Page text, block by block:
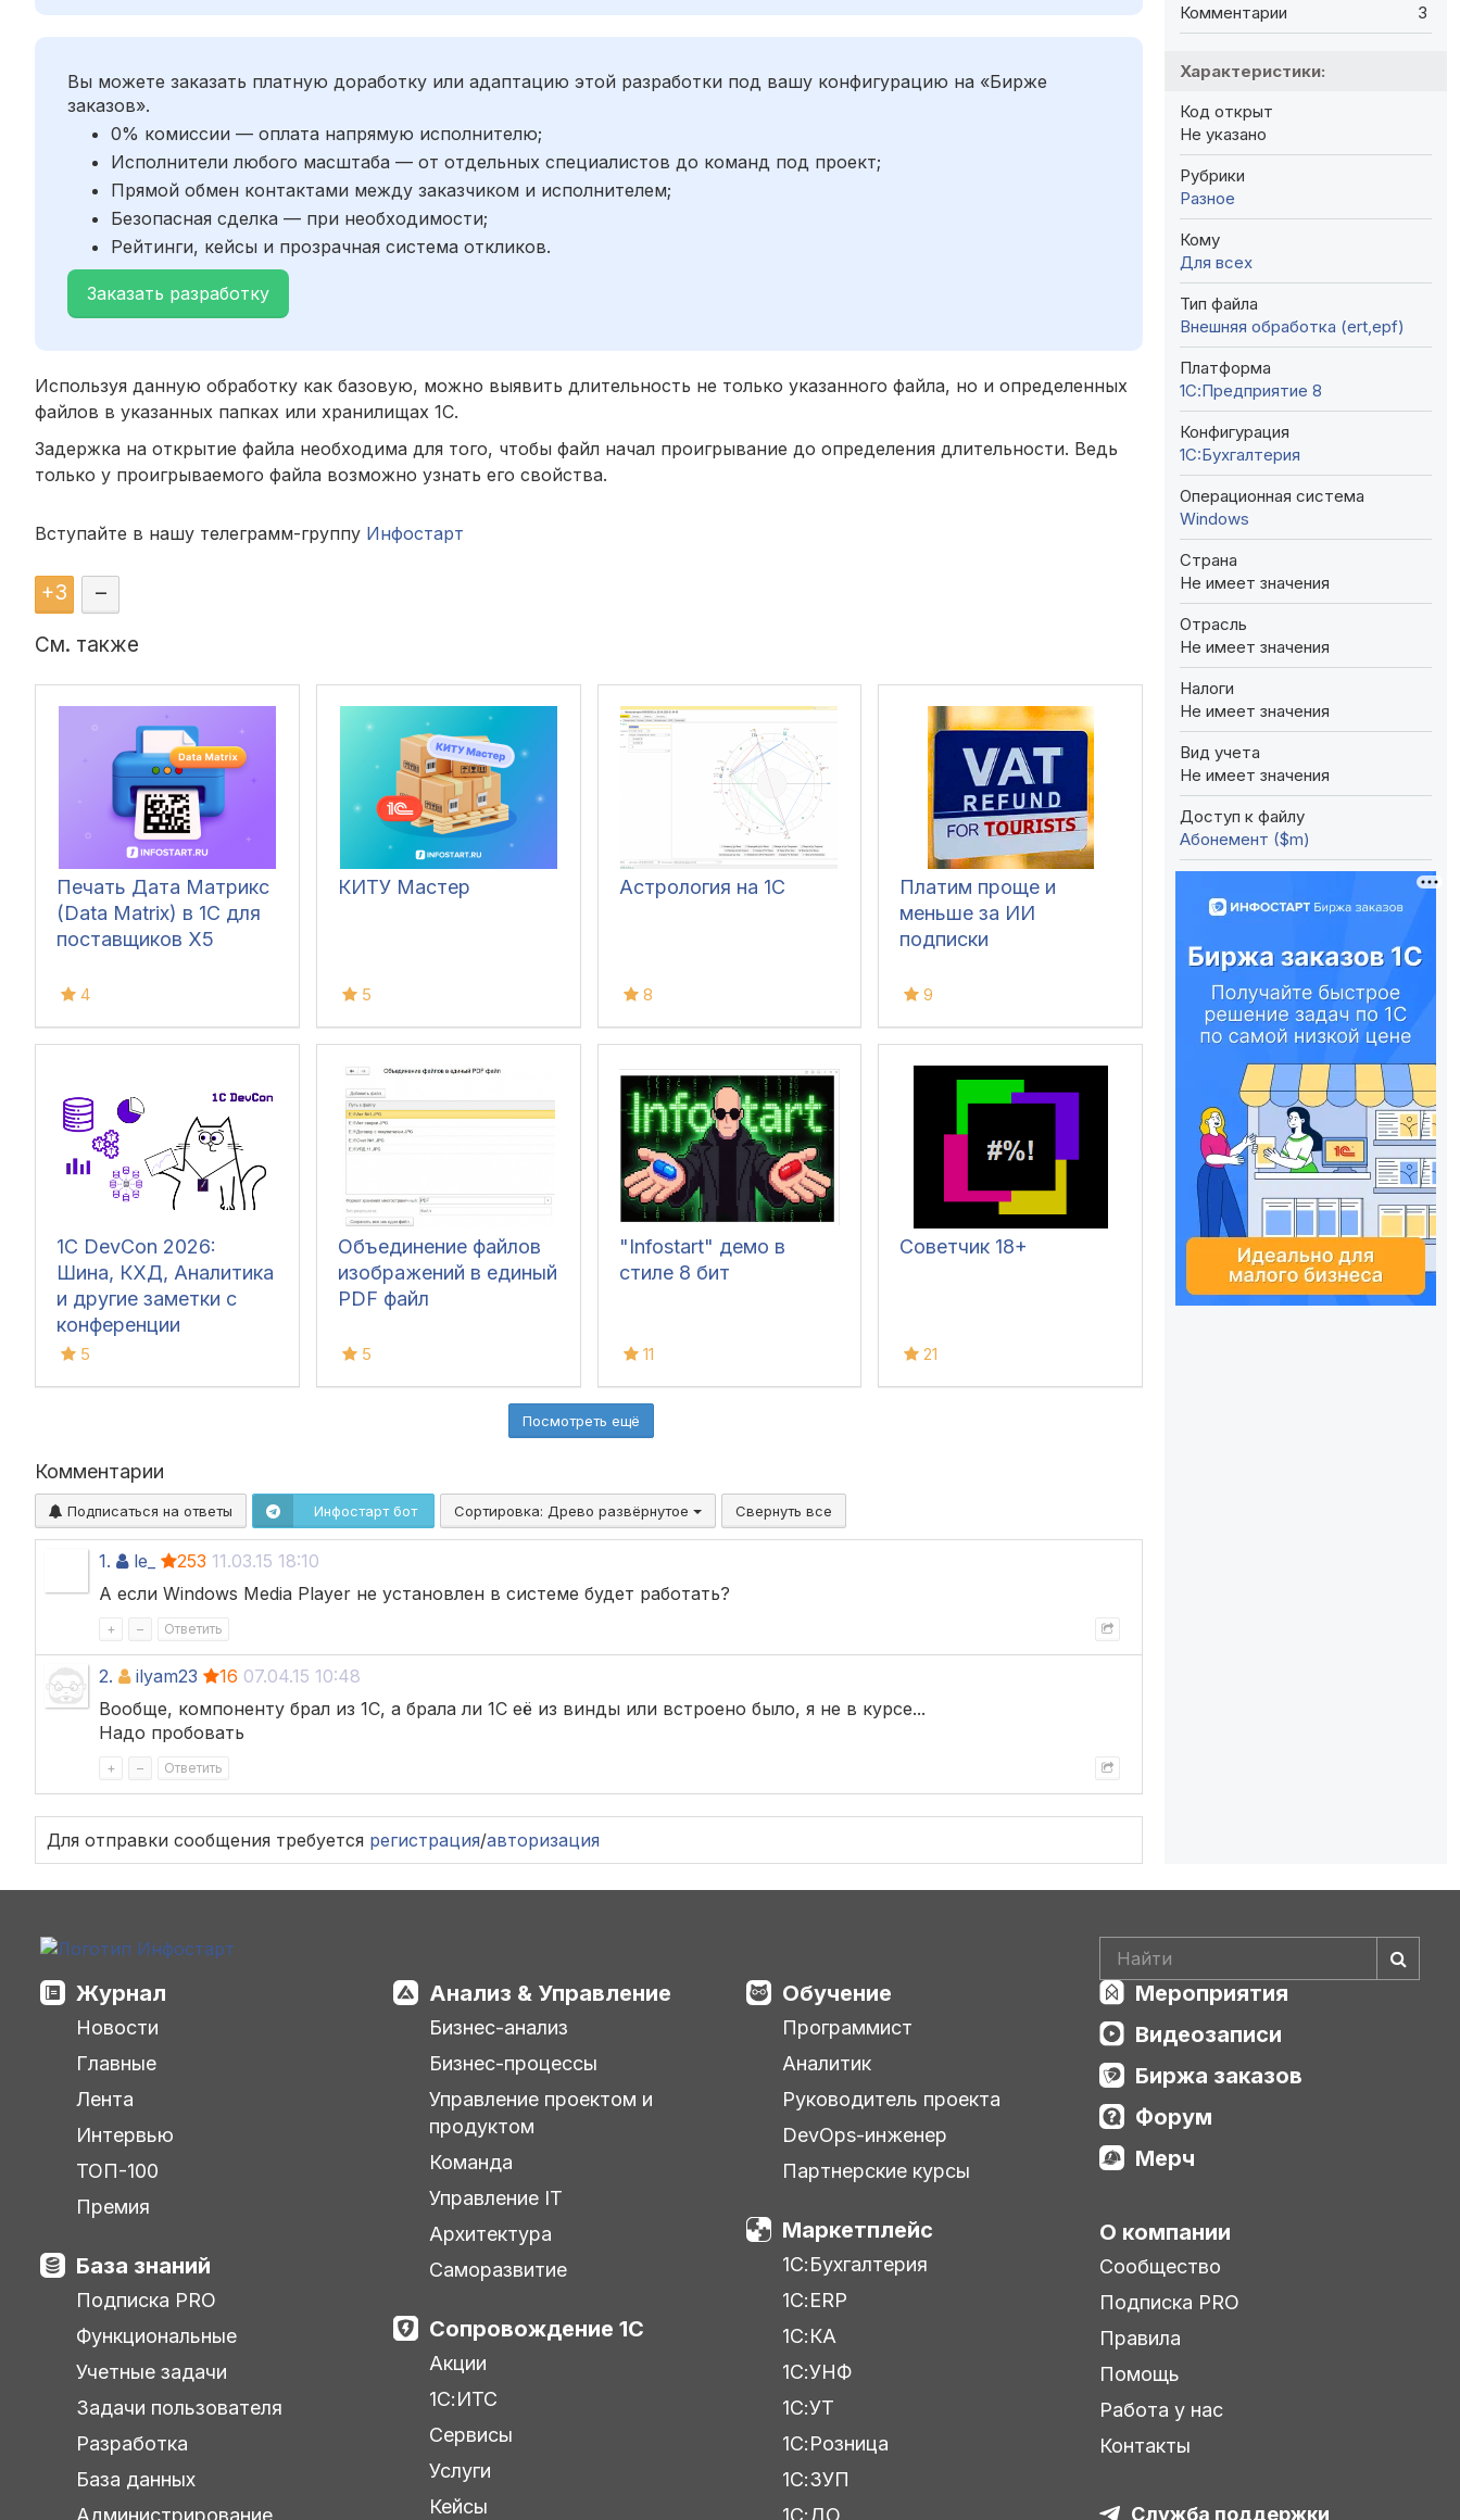
Вы можете заказать платную доработку или адаптацию этой разработки под вашу конфигурацию на «Бирже
заказов».
0% комиссии — оплата напрямую исполнителю;
Исполнители любого масштаба — от отдельных специалистов до команд под проект;
Прямой обмен контактами между заказчиком и исполнителем;
Безопасная сделка — при необходимости;
Рейтинги, кейсы и прозрачная система откликов.
Заказать разработку
Используя данную обработку как базовую, можно выявить длительность не только указанного файла, но и определенных
файлов в указанных папках или хранилищах 1С.
Задержка на открытие файла необходима для того, чтобы файл начал проигрывание до определения длительности. Ведь
только у проигрываемого файла возможно узнать его свойства.
Вступайте в нашу телеграмм-группу Инфостарт
+3 –
См. также
Печать Дата Матрикс
(Data Matrix) в 1С для
поставщиков X5
4
КИТУ Мастер
5
Астрология на 1С
8
Платим проще и
меньше за ИИ
подписки
9
1С DevCon 2026:
Шина, КХД, Аналитика
и другие заметки с
конференции
5
Объединение файлов
изображений в единый
PDF файл
5
"Infostart" демо в
стиле 8 бит
11
Советчик 18+
21
Посмотреть ещё
Комментарии
Подписаться на ответы Инфостарт бот Сортировка: Древо развёрнутое Свернуть все
1. le_ 253 11.03.15 18:10
А если Windows Media Player не установлен в системе будет работать?
+ – Ответить
2. ilyam23 16 07.04.15 10:48
Вообще, компоненту брал из 1С, а брала ли 1С её из винды или встроено было, я не в курсе...
Надо пробовать
+ – Ответить
Для отправки сообщения требуется регистрация/авторизация
Комментарии 3
Характеристики:
Код открыт
Не указано
Рубрики
Разное
Кому
Для всех
Тип файла
Внешняя обработка (ert,epf)
Платформа
1С:Предприятие 8
Конфигурация
1C:Бухгалтерия
Операционная система
Windows
Страна
Не имеет значения
Отрасль
Не имеет значения
Налоги
Не имеет значения
Вид учета
Не имеет значения
Доступ к файлу
Абонемент ($m)
Журнал
Новости
Главные
Лента
Интервью
ТОП-100
Премия
База знаний
Подписка PRO
Функциональные
Учетные задачи
Задачи пользователя
Разработка
База данных
Администрирование
Анализ & Управление
Бизнес-анализ
Бизнес-процессы
Управление проектом и
продуктом
Команда
Управление IT
Архитектура
Саморазвитие
Сопровождение 1С
Акции
1С:ИТС
Сервисы
Услуги
Кейсы
Обучение
Программист
Аналитик
Руководитель проекта
DevOps-инженер
Партнерские курсы
Маркетплейс
1С:Бухгалтерия
1С:ERP
1С:КА
1С:УНФ
1С:УТ
1С:Розница
1С:ЗУП
1С:ДО
Мероприятия
Видеозаписи
Биржа заказов
Форум
Мерч
О компании
Сообщество
Подписка PRO
Правила
Помощь
Работа у нас
Контакты
Служба поддержки